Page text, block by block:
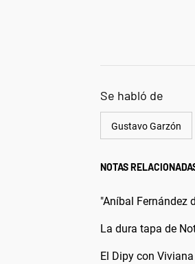
Se habló de
Gustavo Garzón
NOTAS
"Aníbal Fernández
La dura tapa de
El Dipy con